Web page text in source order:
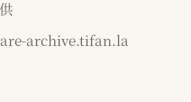
archive.tifan.la